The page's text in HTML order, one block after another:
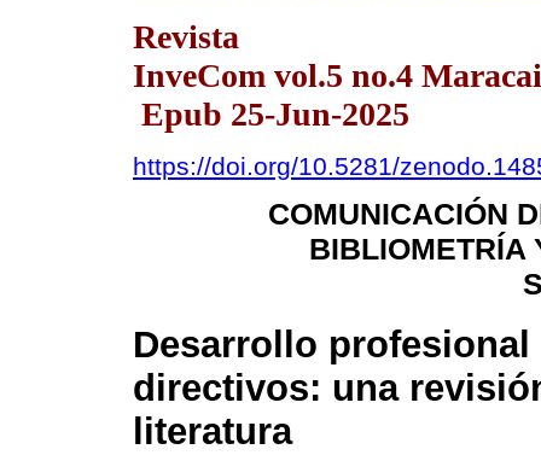
Revista
InveCom vol.5 no.4
Epub 25-Jun-2025
https://doi.org/10.5281/
COMUNICACIÓN
BIBLIOMETRÍA
Desarrollo
directivos: una
literatura